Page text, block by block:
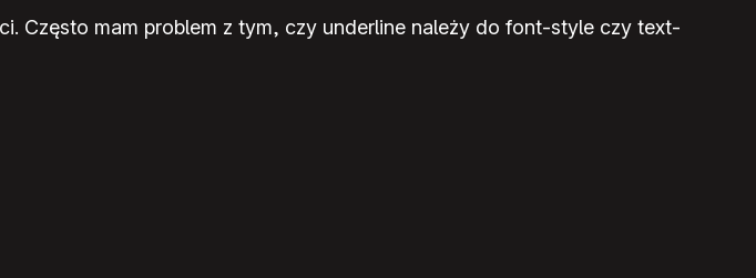
Często mam problem z tym, czy underline należy do font-style czy text-